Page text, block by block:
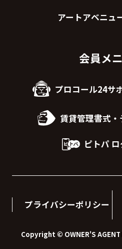
アートアベニュ
会員メ
プロコール24サ
賃貸管理書式・
ピトパ
プライバシーポリシー
Copyright © OWNER'S